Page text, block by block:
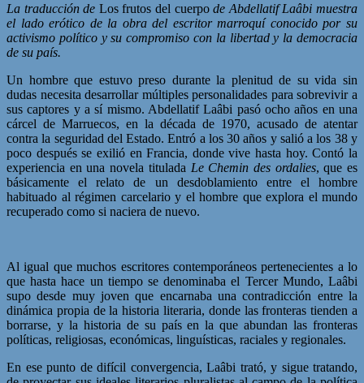
La traducción de Los frutos del cuerpode Abdellatif Laâbi muestra
el lado erótico de la obra del escritor marroquí conocido por su
activismo político y su compromiso con la libertad y la democracia
de su país.
Un hombre que estuvo preso durante la plenitud de su vida sin
dudas necesita desarrollar múltiples personalidades para sobrevivir a
sus captores y a sí mismo. Abdellatif Laâbi pasó ocho años en una
cárcel de Marruecos, en la década de 1970, acusado de atentar
contra la seguridad del Estado. Entró a los 30 años y salió a los 38 y
poco después se exilió en Francia, donde vive hasta hoy. Contó la
experiencia en una novela titulada Le Chemin des ordalies, que es
básicamente el relato de un desdoblamiento entre el hombre
habituado al régimen carcelario y el hombre que explora el mundo
recuperado como si naciera de nuevo.
Al igual que muchos escritores contemporáneos pertenecientes a lo
que hasta hace un tiempo se denominaba el Tercer Mundo, Laâbi
supo desde muy joven que encarnaba una contradicción entre la
dinámica propia de la historia literaria, donde las fronteras tienden a
borrarse, y la historia de su país en la que abundan las fronteras
políticas, religiosas, económicas, linguísticas, raciales y regionales.
En ese punto de difícil convergencia, Laâbi trató, y sigue tratando,